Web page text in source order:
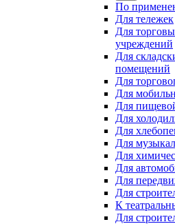
По
Для тележек
Для
учреждений
Для
помещений
Для
Для
Для
Для
Для
Для
Для
Для
Для
Для
К
Для